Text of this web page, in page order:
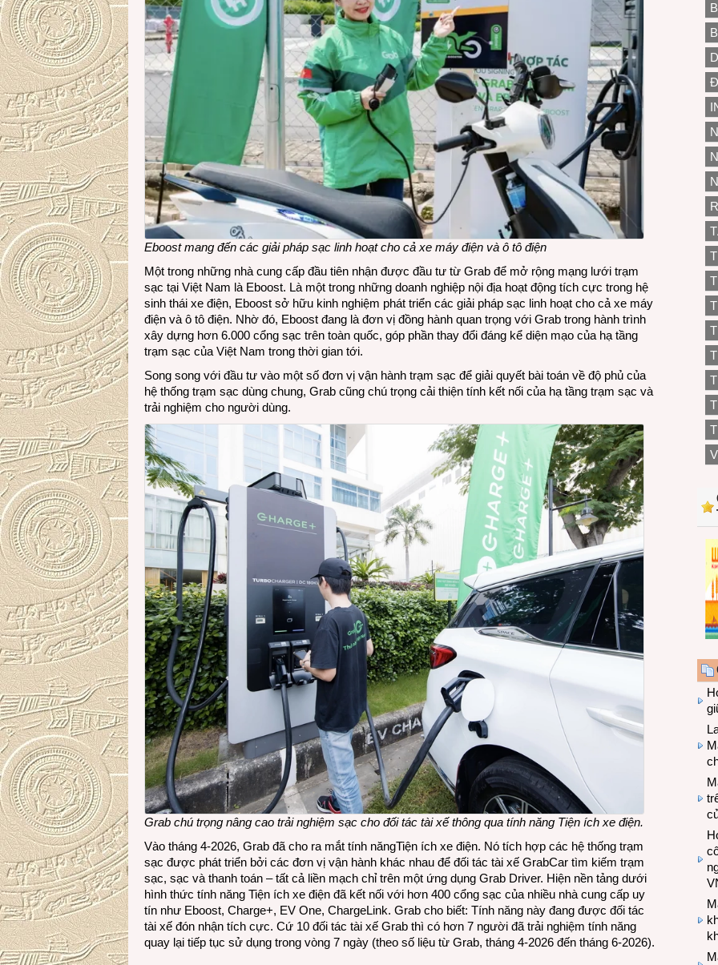
Eboost mang đến các giải pháp sạc linh hoạt cho cả xe máy điện và ô tô điện
Một trong những nhà cung cấp đầu tiên nhận được đầu tư từ Grab để mở rộng mạng lưới trạm
sạc tại Việt Nam là Eboost. Là một trong những doanh nghiệp nội địa hoạt động tích cực trong hệ
sinh thái xe điện, Eboost sở hữu kinh nghiệm phát triển các giải pháp sạc linh hoạt cho cả xe máy
điện và ô tô điện. Nhờ đó, Eboost đang là đơn vị đồng hành quan trọng với Grab trong hành trình
xây dựng hơn 6.000 cổng sạc trên toàn quốc, góp phần thay đổi đáng kể diện mạo của hạ tầng
trạm sạc của Việt Nam trong thời gian tới.
Song song với đầu tư vào một số đơn vị vận hành trạm sạc để giải quyết bài toán về độ phủ của
hệ thống trạm sạc dùng chung, Grab cũng chú trọng cải thiện tính kết nối của hạ tầng trạm sạc và
trải nghiệm cho người dùng.
Grab chú trọng nâng cao trải nghiệm sạc cho đối tác tài xế thông qua tính năng Tiện ích xe điện.
Vào tháng 4-2026, Grab đã cho ra mắt tính năngTiện ích xe điện. Nó tích hợp các hệ thống trạm
sạc được phát triển bởi các đơn vị vận hành khác nhau để đối tác tài xế GrabCar tìm kiếm trạm
sạc, sạc và thanh toán – tất cả liền mạch chỉ trên một ứng dụng Grab Driver. Hiện nền tảng dưới
hình thức tính năng Tiện ích xe điện đã kết nối với hơn 400 cổng sạc của nhiều nhà cung cấp uy
tín như Eboost, Charge+, EV One, ChargeLink. Grab cho biết: Tính năng này đang được đối tác
tài xế đón nhận tích cực. Cứ 10 đối tác tài xế Grab thì có hơn 7 người đã trải nghiệm tính năng
quay lại tiếp tục sử dụng trong vòng 7 ngày (theo số liệu từ Grab, tháng 4-2026 đến tháng 6-2026).